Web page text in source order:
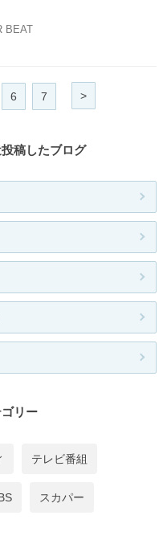
BEAT
6 7 >
稿したブログ
リー
テレビ番組
スカパー